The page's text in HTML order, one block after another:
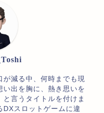
減る中、何時までも現
出を胸に、熱き思いを
言うタイトルを付けま
DXスロットゲームに違